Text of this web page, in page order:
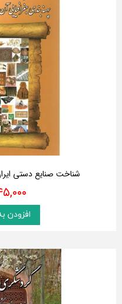
شناخت صنایع دستی
۴۵,۰۰۰
افزودن